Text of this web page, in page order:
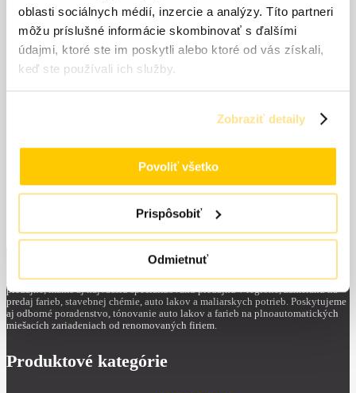
oblasti sociálnych médií, inzercie a analýzy. Títo partneri
môžu príslušné informácie skombinovať s ďalšími
údajmi, ktoré ste im poskytli alebo ktoré od vás získali,
keď ste používali ich služby.
Zobraziť detaily
Povoliť všetko
Prispôsobiť
Odmietnuť
E-mail*
prehliadači pre moje budúce komentáre.
Odporúčame dokúpiť
Sme veľkoobchodná prevádzka a zásobujeme maloobchodné a veľkoobchodné
predajne, máme aj najväčšiu špecializovanú predajňu v regióne, zameranú na
predaj farieb, stavebnej chémie, auto lakov a maliarskych potrieb. Poskytujeme
aj odborné poradenstvo, tónovanie auto lakov a farieb na plnoautomatických
miešacích zariadeniach od renomovaných firiem.
Produktové kategórie